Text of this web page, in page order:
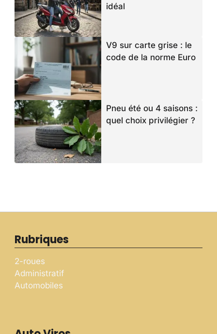
idéal
V9 sur carte grise : le
code de la norme Euro
Pneu été ou 4 saisons :
quel choix privilégier ?
Rubriques
2-roues
Administratif
Automobiles